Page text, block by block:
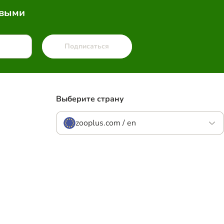
Подписаться
Выберите страну
zooplus.com / en